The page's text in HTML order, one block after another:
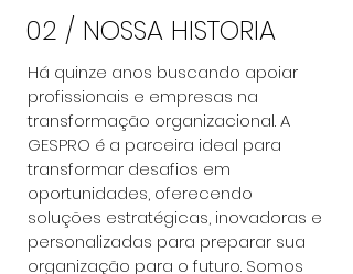
02 / NOSSA HISTORIA
Há quinze anos buscando apoiar
profissionais e empresas na
transformação organizacional. A
GESPRO é a parceira ideal para
transformar desafios em
oportunidades, oferecendo
soluções estratégicas, inovadoras e
personalizadas para preparar sua
organização para o futuro. Somos